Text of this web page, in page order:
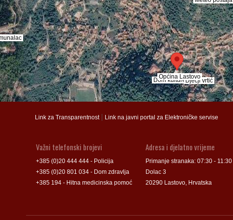
Općina Lastovo
Dječji vrtić
Dom kulture
Općina Lastovo
Dječji vrtić
Dom kulture
Link za Transparentnost| Link na javni portal za Elektroničke servise
Adresa i djelatno vrijeme
Primanje stranaka: 07:30 - 11:30
Dolac 3
20290 Lastovo, Hrvatska
Važni telefonski brojevi
+385 (0)20 444 444 - Policija
+385 (0)20 801 034 - Dom zdravlja
+385 194 - Hitna medicinska pomoć